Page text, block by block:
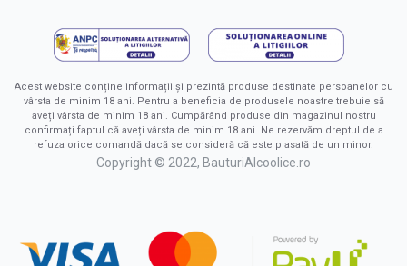
Acest website conține informații și prezintă produse destinate persoanelor cu
vârsta de minim 18 ani. Pentru a beneficia de produsele noastre trebuie să
aveți vârsta de minim 18 ani. Cumpărând produse din magazinul nostru
confirmați faptul că aveți vârsta de minim 18 ani. Ne rezervăm dreptul de a
refuza orice comandă dacă se consideră că este plasată de un minor.
Copyright © 2022, BauturiAlcoolice.ro